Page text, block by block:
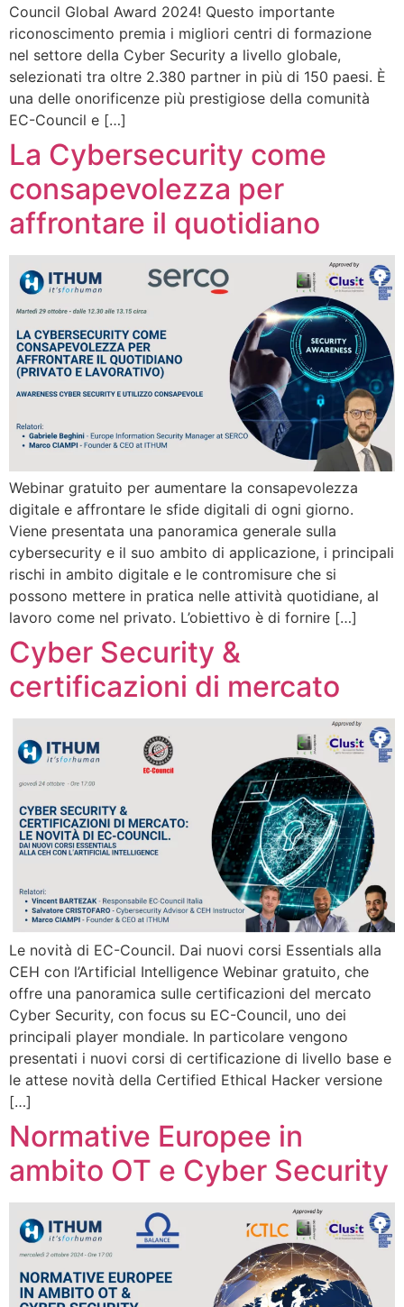
Council Global Award 2024! Questo importante
riconoscimento premia i migliori centri di formazione
nel settore della Cyber Security a livello globale,
selezionati tra oltre 2.380 partner in più di 150 paesi. È
una delle onorificenze più prestigiose della comunità
EC-Council e […]
La Cybersecurity come
consapevolezza per
affrontare il quotidiano
Webinar gratuito per aumentare la consapevolezza
digitale e affrontare le sfide digitali di ogni giorno.
Viene presentata una panoramica generale sulla
cybersecurity e il suo ambito di applicazione, i principali
rischi in ambito digitale e le contromisure che si
possono mettere in pratica nelle attività quotidiane, al
lavoro come nel privato. L’obiettivo è di fornire […]
Cyber Security &
certificazioni di mercato
Le novità di EC-Council. Dai nuovi corsi Essentials alla
CEH con l’Artificial Intelligence Webinar gratuito, che
offre una panoramica sulle certificazioni del mercato
Cyber Security, con focus su EC-Council, uno dei
principali player mondiale. In particolare vengono
presentati i nuovi corsi di certificazione di livello base e
le attese novità della Certified Ethical Hacker versione
[…]
Normative Europee in
ambito OT e Cyber Security